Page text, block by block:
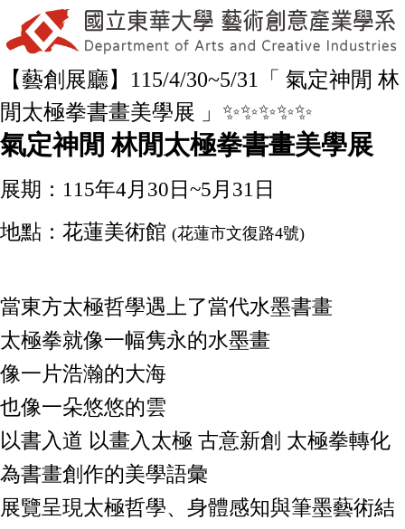
【藝創展廳】115/4/30~5/31「 氣定神閒 林
閒太極拳書畫美學展 」✨✨✨✨✨
氣定神閒 林閒太極拳書畫美學展
展期：115年4月30日~5月31日
地點：花蓮美術館 (花蓮市文復路4號)
當東方太極哲學遇上了當代水墨書畫
太極拳就像一幅隽永的水墨畫
像一片浩瀚的大海
也像一朵悠悠的雲
以書入道 以畫入太極 古意新創 太極拳轉化
為書畫創作的美學語彙
展覽呈現太極哲學、身體感知與筆墨藝術結